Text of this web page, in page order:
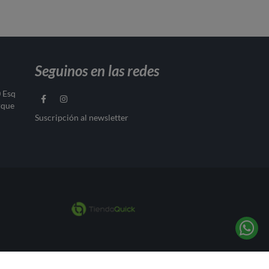
Seguinos en las redes
Suscripción al newsletter